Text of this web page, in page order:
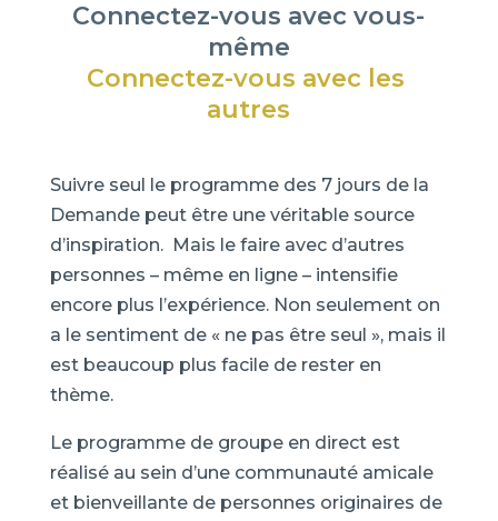
Connectez-vous avec vous-
même
Connectez-vous avec les
autres
Suivre seul le programme des 7 jours de la
Demande peut être une véritable source
d’inspiration. Mais le faire avec d’autres
personnes – même en ligne – intensifie
encore plus l’expérience. Non seulement on
a le sentiment de « ne pas être seul », mais il
est beaucoup plus facile de rester en
thème.
Le programme de groupe en direct est
réalisé au sein d’une communauté amicale
et bienveillante de personnes originaires de